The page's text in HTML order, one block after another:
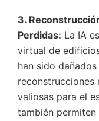
3.
Perdidas: La IA
virtual de
han sido
reconstrucciones
valiosas para el
también